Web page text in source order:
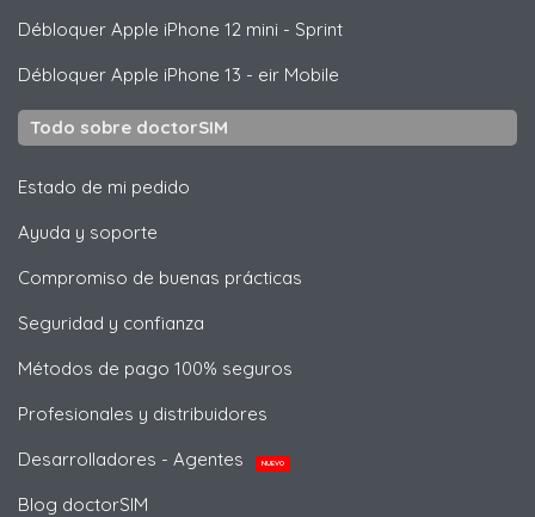
Débloquer Apple iPhone 12 mini - Sprint
Débloquer Apple iPhone 13 - eir Mobile
Todo sobre doctorSIM
Estado de mi pedido
Ayuda y soporte
Compromiso de buenas prácticas
Seguridad y confianza
Métodos de pago 100% seguros
Profesionales y distribuidores
Desarrolladores - Agentes
NUEVO
Blog doctorSIM